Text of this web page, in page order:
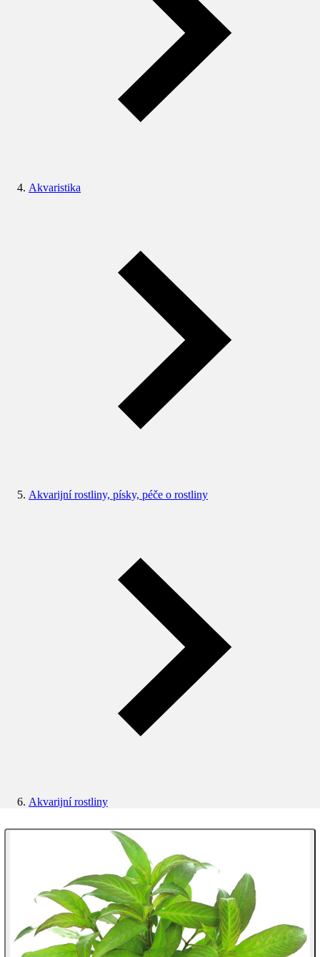
Akvaristika
Akvarijní rostliny, písky, péče o rostliny
Akvarijní rostliny